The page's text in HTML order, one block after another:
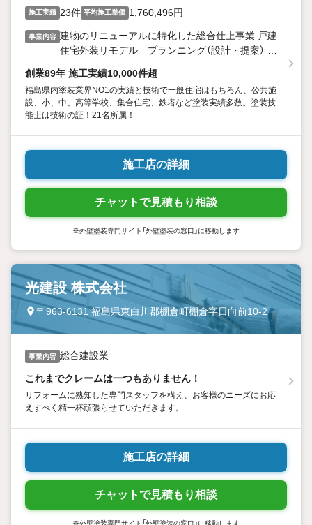
施工実績 23件 平均施工単価 1,760,496円
事業内容 建物のリニューアルに特化した総合仕上事業 戸建
住宅外装リモデル プランニング（設計・提案） 戸
計・提案） カラーシミュレーションサービス（色彩
設定・提案） 建築・土木構造物に係わる塗装工事
全般 外壁総合改修工事（防水、左官、足場組立等）
特殊防水・コンクリート防食工事 地域インフラ整
備事業 橋梁塗装（その他各種土木鋼構造物塗装） 交
通安全施設設備事業（道路区画線、ガードレール、
道路標識設置他） 特殊構造物塗装・送電鉄塔塗装
他 塗装関連商材の卸売および小売事業
創業89年 施工実績10,000件超
福島県内塗装業界NO1の実績と技術で一般住宅はもちろん、公共施
設、小、中、高等学校、集合住宅、鉄塔など塗装実績多数。塗装技
能士は技術の証！21名所属！
施工店の詳細
チャットで見積もり相談
※外壁塗装専門サイト「外壁塗装の窓口」に移動します
光建設 株式会社
〒963-6131 福島県東白川郡棚倉町棚倉字日向前10-2
事業内容 総合建設業
これまでクレームは一つもありません！
リフォームに熟知した専門スタッフを構え、お客様のニーズにお応
えすべく精一杯頑張らせていただきます。
施工店の詳細
チャットで見積もり相談
※外壁塗装専門サイト「外壁塗装の窓口」に移動します